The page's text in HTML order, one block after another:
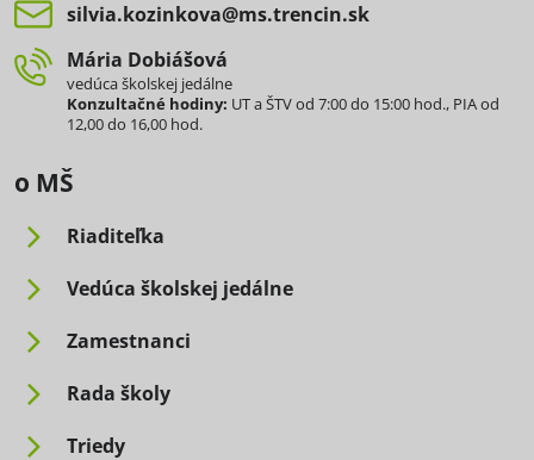
silvia​.kozinkova​@ms​.trencin​.sk
Mária Dobiášová
vedúca školskej jedálne
Konzultačné hodiny: UT a ŠTV od 7:00 do 15:00 hod., PIA od
12,00 do 16,00 hod.
o MŠ
Riaditeľka
Vedúca školskej jedálne
Zamestnanci
Rada školy
Triedy